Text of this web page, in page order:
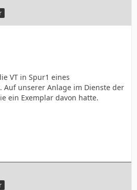
VT in Spur1 eines
Auf unserer Anlage im Dienste der
ein Exemplar davon hatte.